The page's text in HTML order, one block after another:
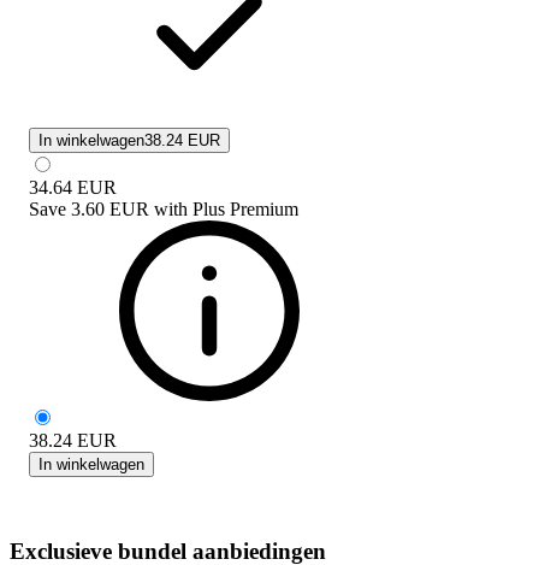
In winkelwagen38.24 EUR
34.64 EUR
Save 3.60 EUR with Plus Premium
38.24 EUR
In winkelwagen
Exclusieve bundel aanbiedingen